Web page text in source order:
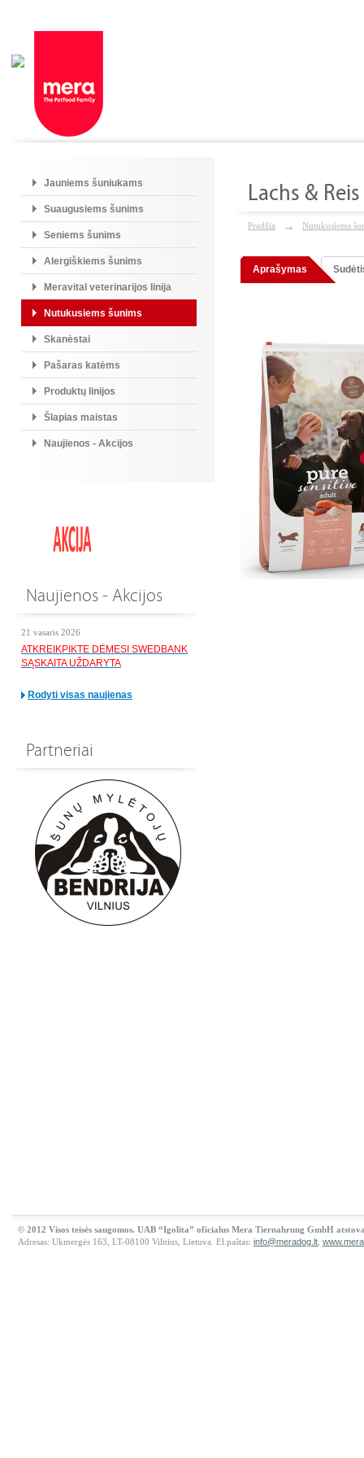
Lachs &
Pradžia Nutukusiems
Aprašymas
Jauniems šuniukams
Suaugusiems šunims
Seniems šunims
Alergiškiems šunims
Meravital veterinarijos linija
Nutukusiems šunims
Skanėstai
Pašaras katėms
Produktų linijos
Šlapias maistas
Naujienos - Akcijos
Naujienos - Akcijos
21 vasaris 2026
ATKREIKPIKTE DĖMESI SWEDBANK
SĄSKAITA UŽDARYTA
Rodyti visas naujienas
Partneriai
© 2012 Visos teisės saugomos. UAB “Igolita” oficialus Mera Tiernahrung GmbH
Adresas: Ukmergės 163, LT-08100 Vilnius, Lietuva. El.paštas: info@meradog.lt